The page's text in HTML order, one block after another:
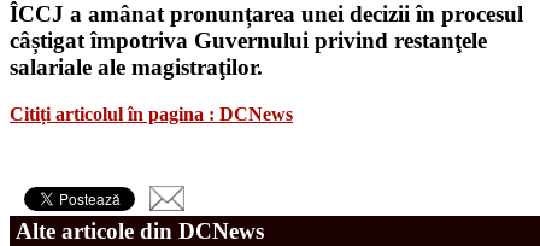
ÎCCJ a amânat pronunțarea unei decizii în procesul
câștigat împotriva Guvernului privind restanţele
salariale ale magistraţilor.
Citiți articolul în pagina : DCNews
Alte articole din DCNews